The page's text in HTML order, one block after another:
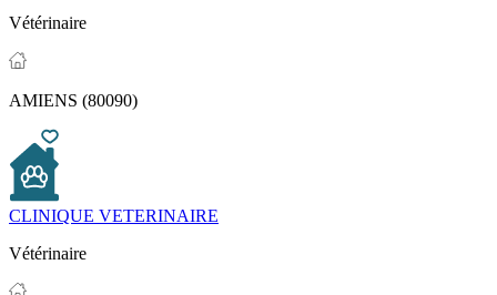
Vétérinaire
AMIENS (80090)
CLINIQUE VETERINAIRE
Vétérinaire